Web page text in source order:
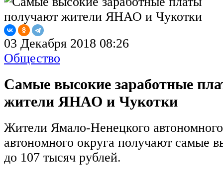
03 Декабря 2018 08:26
Общество
Самые высокие заработные
жители ЯНАО и Чукотки
Жители Ямало-Ненецкого
автономного округа получают самые
до 107 тысяч рублей.